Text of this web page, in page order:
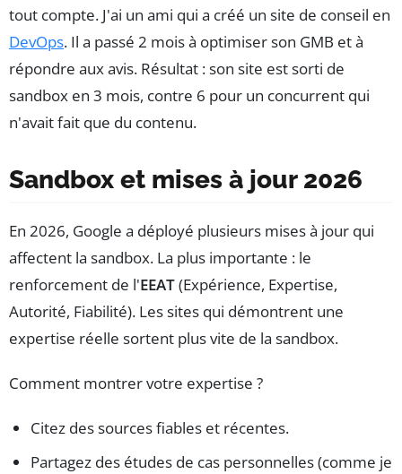
tout compte. J'ai un ami qui a créé un site de conseil en
DevOps. Il a passé 2 mois à optimiser son GMB et à
répondre aux avis. Résultat : son site est sorti de
sandbox en 3 mois, contre 6 pour un concurrent qui
n'avait fait que du contenu.
Sandbox et mises à jour 2026
En 2026, Google a déployé plusieurs mises à jour qui
affectent la sandbox. La plus importante : le
renforcement de l'EEAT(Expérience, Expertise,
Autorité, Fiabilité). Les sites qui démontrent une
expertise réelle sortent plus vite de la sandbox.
Comment montrer votre expertise ?
Citez des sources fiables et récentes.
Partagez des études de cas personnelles (comme je